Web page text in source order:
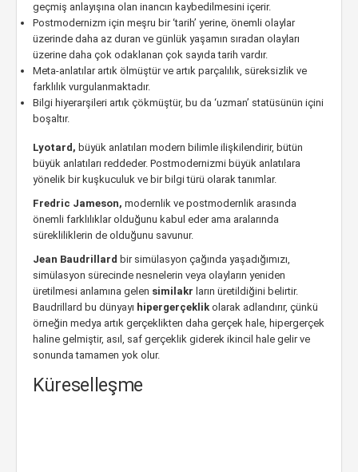
geçmiş anlayışına olan inancın kaybedilmesini içerir.
Postmodernizm için meşru bir ‘tarih’ yerine, önemli olaylar
üzerinde daha az duran ve günlük yaşamın sıradan olayları
üzerine daha çok odaklanan çok sayıda tarih vardır.
Meta-anlatılar artık ölmüştür ve artık parçalılık, süreksizlik ve
farklılık vurgulanmaktadır.
Bilgi hiyerarşileri artık çökmüştür, bu da ‘uzman’ statüsünün içini
boşaltır.
Lyotard, büyük anlatıları modern bilimle ilişkilendirir, bütün
büyük anlatıları reddeder. Postmodernizmi büyük anlatılara
yönelik bir kuşkuculuk ve bir bilgi türü olarak tanımlar.
Fredric Jameson, modernlik ve postmodernlik arasında
önemli farklılıklar olduğunu kabul eder ama aralarında
sürekliliklerin de olduğunu savunur.
Jean Baudrillard bir simülasyon çağında yaşadığımızı,
simülasyon sürecinde nesnelerin veya olayların yeniden
üretilmesi anlamına gelen similakr ların üretildiğini belirtir.
Baudrillard bu dünyayı hipergerçeklik olarak adlandırır, çünkü
örneğin medya artık gerçeklikten daha gerçek hale, hipergerçek
haline gelmiştir, asıl, saf gerçeklik giderek ikincil hale gelir ve
sonunda tamamen yok olur.
Küreselleşme